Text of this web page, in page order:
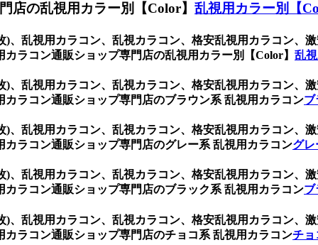
店の乱視用カラー別【Color】 乱視用カラー別【
)、乱視用カラコン、乱視カラコン、格安乱視用カラコン、
ラコン通販ショップ専門店の乱視用カラー別【Color】 乱
)、乱視用カラコン、乱視カラコン、格安乱視用カラコン、
ラコン通販ショップ専門店のブラウン系 乱視用カラコンブ
)、乱視用カラコン、乱視カラコン、格安乱視用カラコン、
ラコン通販ショップ専門店のグレー系 乱視用カラコングレ
)、乱視用カラコン、乱視カラコン、格安乱視用カラコン、
ラコン通販ショップ専門店のブラック系 乱視用カラコンブ
)、乱視用カラコン、乱視カラコン、格安乱視用カラコン、
ラコン通販ショップ専門店のチョコ系 乱視用カラコンチョ